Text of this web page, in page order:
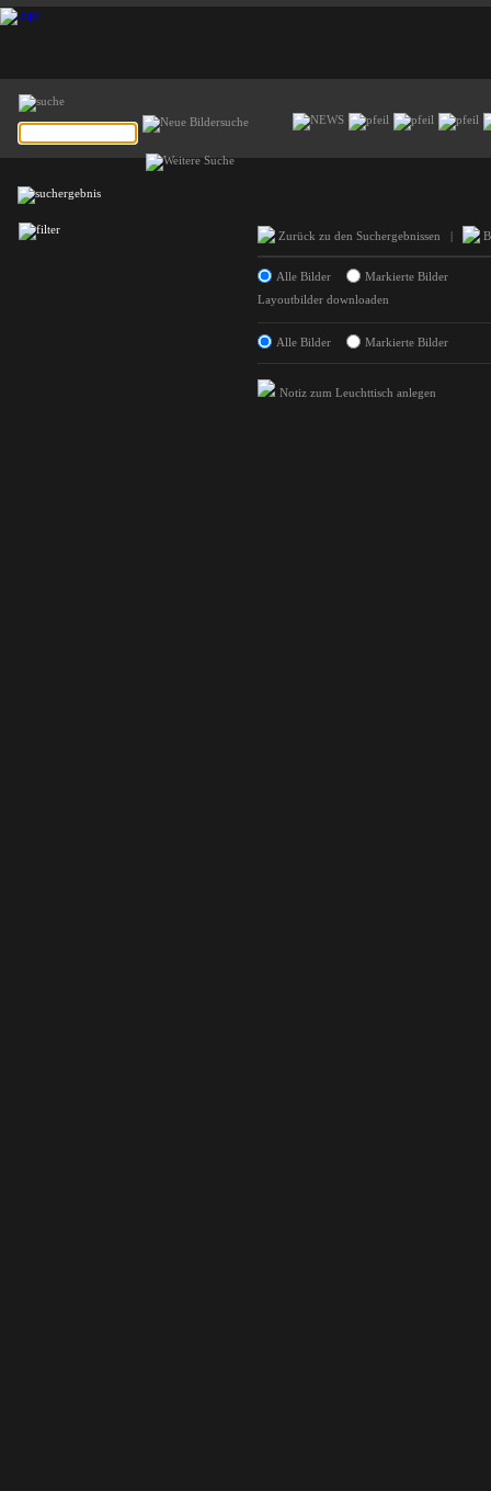
Zurück zu den Suchergebnissen |
Alle Bilder
Markierte Bilder
Layoutbilder downloaden
Alle Bilder Markierte Bilder
Notiz zum Leuchttisch anlegen